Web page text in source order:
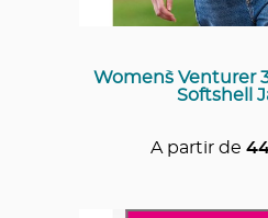
Women`s Venturer
Softshell
A partir de